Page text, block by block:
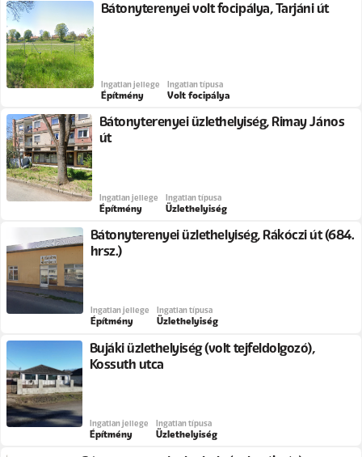
Bátonyterenyei volt focipálya, Tarjáni út
Ingatlan jellege
Építmény
Ingatlan típusa
Volt focipálya
Bátonyterenyei üzlethelyiség, Rimay János
út
Ingatlan jellege
Építmény
Ingatlan típusa
Üzlethelyiség
Bátonyterenyei üzlethelyiség, Rákóczi út (684.
hrsz.)
Ingatlan jellege
Építmény
Ingatlan típusa
Üzlethelyiség
Bujáki üzlethelyiség (volt tejfeldolgozó),
Kossuth utca
Ingatlan jellege
Építmény
Ingatlan típusa
Üzlethelyiség